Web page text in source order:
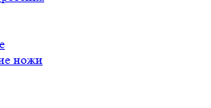
ножи